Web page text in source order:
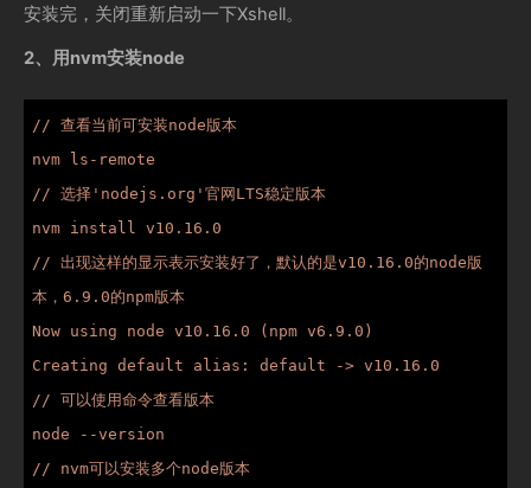
安装完，关闭重新启动一下Xshell。
2、用nvm安装node
// 查看当前可安装node版本
nvm ls-remote
// 选择'nodejs.org'官网LTS稳定版本
nvm install v10.16.0
// 出现这样的显示表示安装好了，默认的是v10.16.0的node版
本，6.9.0的npm版本
Now using node v10.16.0 (npm v6.9.0)
Creating default alias: default -> v10.16.0
// 可以使用命令查看版本
node --version
// nvm可以安装多个node版本